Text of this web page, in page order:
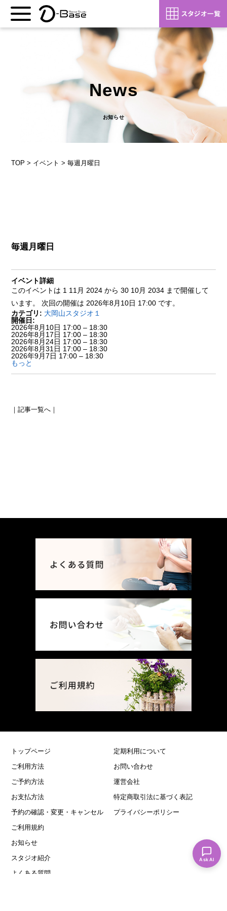
News
お知らせ
TOP > イベント >毎週月曜日
毎週月曜日
イベント詳細
このイベントは 1 11月 2024 から 30 10月 2034 まで開催して
います。 次回の開催は 2026年8月10日 17:00 です。
カテゴリ: 大岡山スタジオ１
開催日:
2026年8月10日 17:00 – 18:30
2026年8月17日 17:00 – 18:30
2026年8月24日 17:00 – 18:30
2026年8月31日 17:00 – 18:30
2026年9月7日 17:00 – 18:30
もっと
｜記事一覧へ
トップページ
ご利用方法
ご予約方法
お支払方法
予約の確認・変更・キャンセル
ご利用規約
お知らせ
スタジオ紹介
よくある質問
定期利用について
お問い合わせ
運営会社
特定商取引法に基づく表記
プライバシーポリシー
Ask AI